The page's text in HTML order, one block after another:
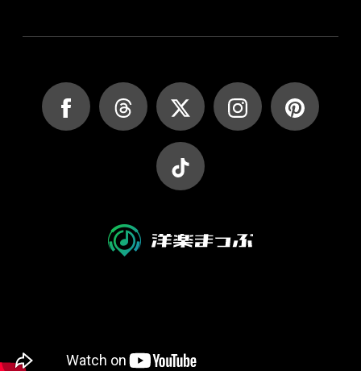
Copyright (C) yougakumap.com All Rights Reserved.